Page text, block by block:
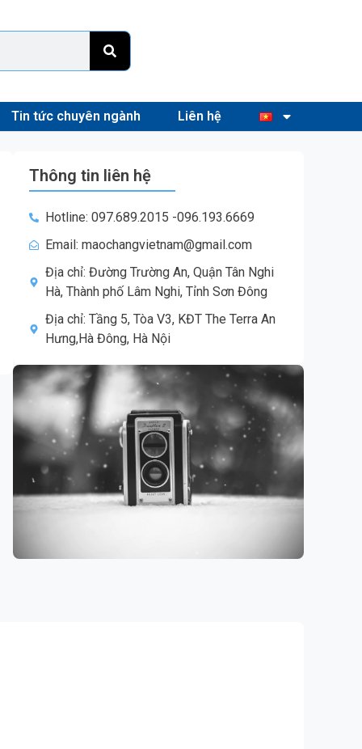
Tin tức chuyên ngành Liên hệ
Thông tin liên hệ
Hotline: 097.689.2015 -096.193.6669
Email: maochangvietnam@gmail.com
Địa chỉ: Đường Trường An, Quận Tân Nghi
Hà, Thành phố Lâm Nghi, Tỉnh Sơn Đông
Địa chỉ: Tầng 5, Tòa V3, KĐT The Terra An
Hưng,Hà Đông, Hà Nội